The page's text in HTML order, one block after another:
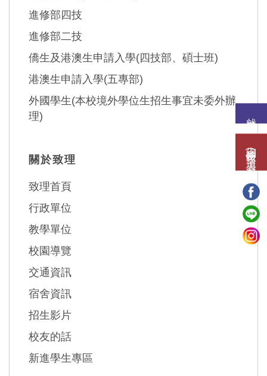
網路報名(填表)系統
進修部四技
進修部二技
僑生及港澳生申請入學(四技部、碩士班)
港澳生申請入學(五專部)
外國學生(本校境外學位生招生事宜未委外辦
理)
關於致理
致理首頁
行政單位
教學單位
校園導覽
交通資訊
宿舍資訊
招生影片
校友的話
新進學生專區